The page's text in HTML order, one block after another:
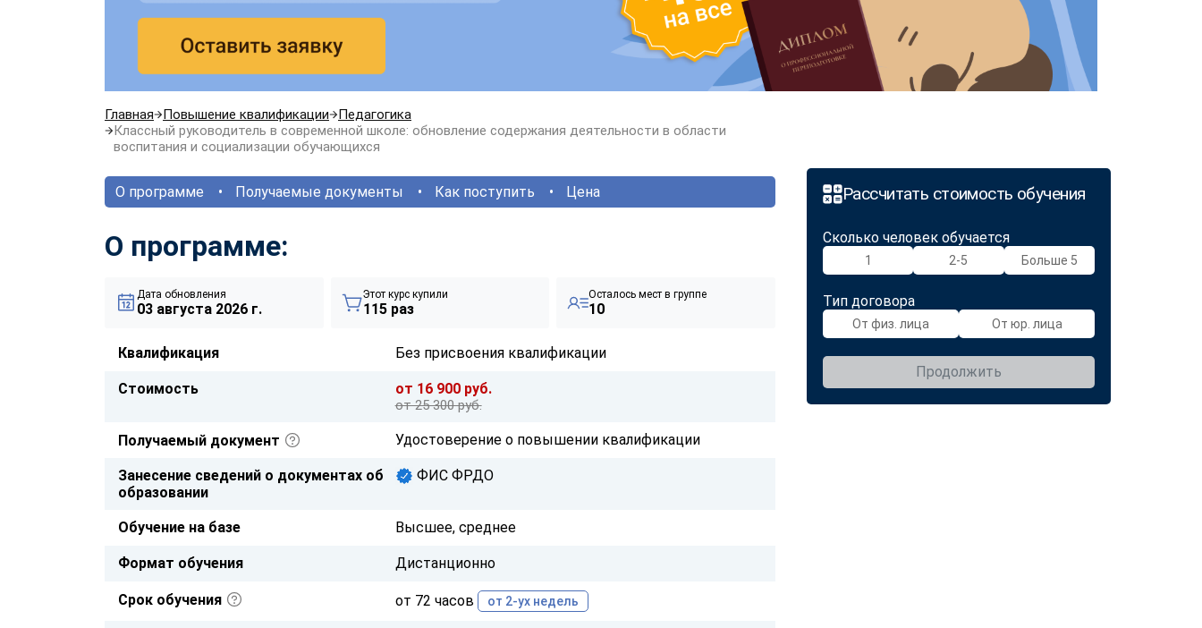
Главная Повышение квалификации
Педагогика
Классный руководитель в современной школе: обновление содержания деятельности в области
воспитания и социализации обучающихся
Рассчитать стоимость обучения
Сколько человек обучается
1 2-5 Больше 5
Тип договора
От физ. лица От юр. лица
Продолжить
О программе Получаемые документы Как поступить Цена
О программе:
Дата обновления
03 августа 2026 г.
Этот курс купили
115 раз
Осталось мест в группе
10
Квалификация Без присвоения квалификации
Стоимость от 16 900 руб.
от 25 300 руб.
Получаемый документ Удостоверение о повышении квалификации
Занесение сведений о документах об
образовании
ФИС ФРДО
Обучение на базе Высшее, среднее
Формат обучения Дистанционно
Срок обучения от 72 часов от 2-ух недель